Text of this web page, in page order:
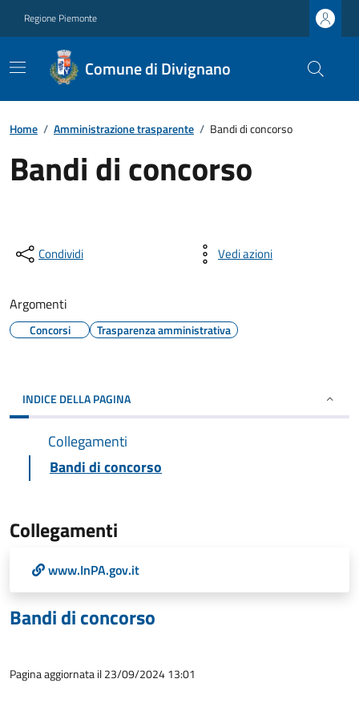
Regione Piemonte
Comune di Divignano
Home / Amministrazione trasparente / Bandi di concorso
Bandi di concorso
Condividi Vedi azioni
Argomenti
Concorsi Trasparenza amministrativa
INDICE DELLA PAGINA
Collegamenti
Bandi di concorso
Collegamenti
www.InPA.gov.it
Bandi di concorso
Pagina aggiornata il 23/09/2024 13:01